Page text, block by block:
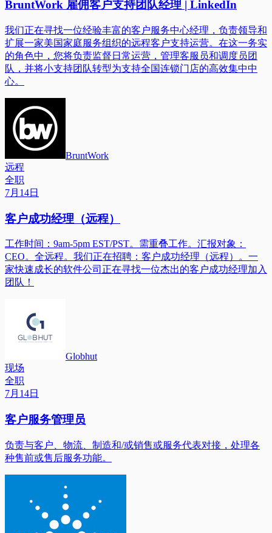
BruntWork 雇佣客户支持团队经理 | LinkedIn
我们正在寻找一位经验丰富的客户服务中心经理，负责领导和
扩展一家美国家庭服务组织的远程客户支持运营。在这一务实
的角色中，您将负责监督日常运营，管理客服员和调度员团
队，并将小支持团队转型为支持全国连锁门店的高效集中中
心。
BruntWork
远程
全职
7月14日
客户成功经理（远程）
工作时间：9am-5pm EST/PST。需重叠工作。汇报对象：
CEO。全远程。我们正在招聘：客户成功经理（远程）。一
家快速成长的软件公司正在寻找一位杰出的客户成功经理加入
团队！
Globhut
现场
全职
7月14日
客户服务管理员
负责与客户、物流、制造和/或销售或服务代表对接，处理各
种售前或售后服务功能。